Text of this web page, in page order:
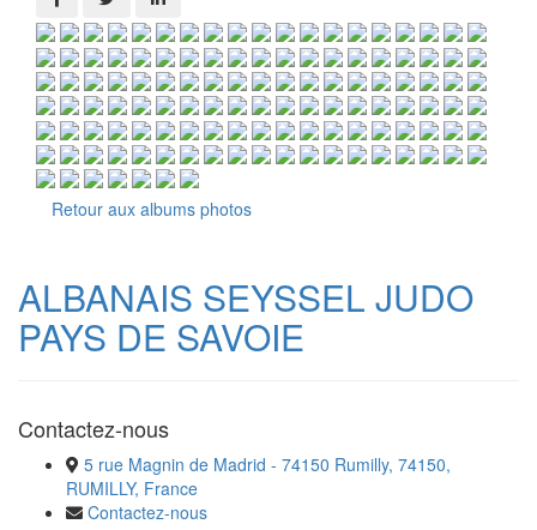
Retour aux albums photos
ALBANAIS SEYSSEL JUDO
PAYS DE SAVOIE
Contactez-nous
5 rue Magnin de Madrid - 74150 Rumilly, 74150,
RUMILLY, France
Contactez-nous